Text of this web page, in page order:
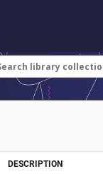
DESCRIPTION